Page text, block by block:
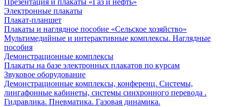
Презентация и плакаты «Газ и нефть»
Электронные плакаты
Плакат-планшет
Плакаты и наглядное пособие «Сельское хозяйство»
Мультимедийные и интерактивные комплексы. Наглядные
пособия
Демонстрационные комплексы
Плакаты на базе электронных плакатов по курсам
Звуковое оборудование
Демонстрационные комплексы, конференц. Системы,
лингафонные кабинеты, системы синхронного перевода .
Гидравлика. Пневматика. Газовая динамика.